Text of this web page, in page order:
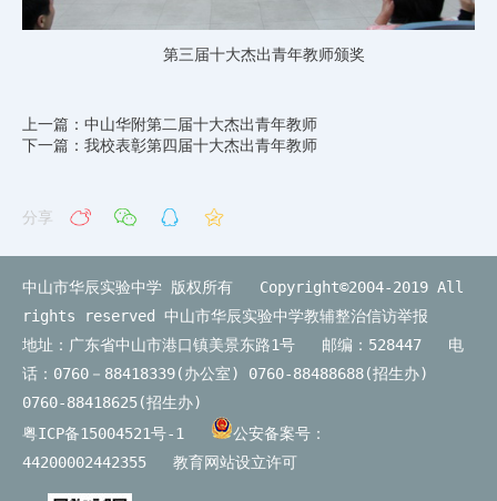
第三届十大杰出青年教师颁奖
上一篇：中山华附第二届十大杰出青年教师
下一篇：我校表彰第四届十大杰出青年教师
分享
中山市华辰实验中学 版权所有 Copyright©2004-2019 All
rights reserved 中山市华辰实验中学教辅整治信访举报
地址：广东省中山市港口镇美景东路1号 邮编：528447 电
话：0760－88418339(办公室) 0760-88488688(招生办)
0760-88418625(招生办)
粤ICP备15004521号-1
公安备案号：
44200002442355
教育网站设立许可